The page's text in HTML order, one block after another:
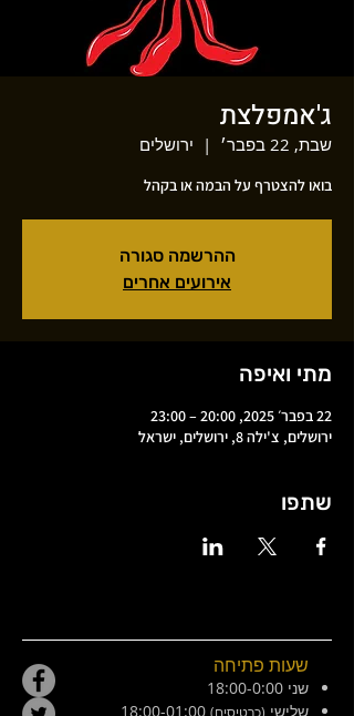
ג'אמפלצת
שבת, 22 בפבר׳
  |
ירושלים
בואו להצטרף על הבמה או בקהל
ההרשמה סגורה
אירועים אחרים
מתי ואיפה
22 בפבר׳ 2025, 20:00 – 23:00
ירושלים, צ'ילה 8, ירושלים, ישראל
שתפו
שעות פתיחה
שני 18:00-0:00
שלישי (כרטיסים)